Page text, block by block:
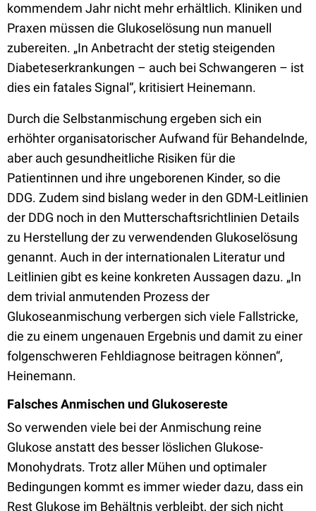
kommendem Jahr nicht mehr erhältlich. Kliniken und
Praxen müssen die Glukoselösung nun manuell
zubereiten. „In Anbetracht der stetig steigenden
Diabeteserkrankungen – auch bei Schwangeren – ist
dies ein fatales Signal“, kritisiert Heinemann.
Durch die Selbstanmischung ergeben sich ein
erhöhter organisatorischer Aufwand für Behandelnde,
aber auch gesundheitliche Risiken für die
Patientinnen und ihre ungeborenen Kinder, so die
DDG. Zudem sind bislang weder in den GDM-Leitlinien
der DDG noch in den Mutterschaftsrichtlinien Details
zu Herstellung der zu verwendenden Glukoselösung
genannt. Auch in der internationalen Literatur und
Leitlinien gibt es keine konkreten Aussagen dazu. „In
dem trivial anmutenden Prozess der
Glukoseanmischung verbergen sich viele Fallstricke,
die zu einem ungenauen Ergebnis und damit zu einer
folgenschweren Fehldiagnose beitragen können“,
Heinemann.
Falsches Anmischen und Glukosereste
So verwenden viele bei der Anmischung reine
Glukose anstatt des besser löslichen Glukose-
Monohydrats. Trotz aller Mühen und optimaler
Bedingungen kommt es immer wieder dazu, dass ein
Rest Glukose im Behältnis verbleibt, der sich nicht